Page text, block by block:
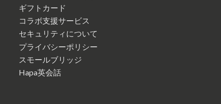
ギフトカード
コラボ支援サービス
セキュリティについて
プライバシーポリシー
スモールブリッジ
Hapa英会話